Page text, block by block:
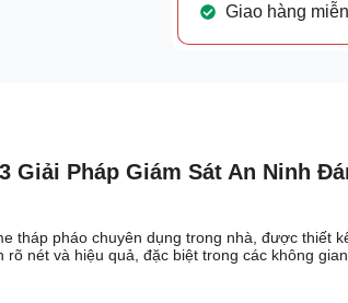
Giao hàng
Giải Pháp Giám Sát An Ninh
tháp pháo chuyên dụng trong nhà, được thiết
nét và hiệu quả, đặc biệt trong các không